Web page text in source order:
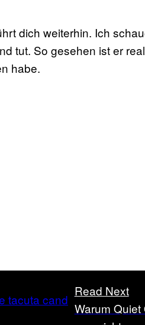
dich weiterhin. Ich
tut. So gesehen ist er
habe.
Read Next
Warum